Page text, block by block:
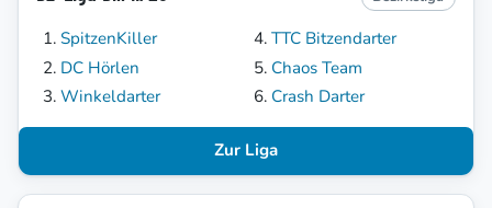
SpitzenKiller
DC Hörlen
Winkeldarter
TTC Bitzendarter
Chaos Team
Crash Darter
Zur Liga